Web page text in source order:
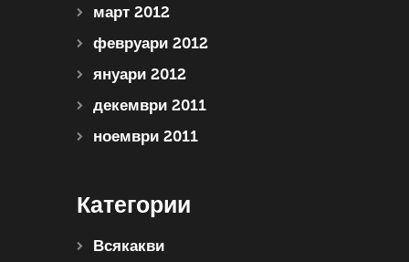
март 2012
февруари 2012
януари 2012
декември 2011
ноември 2011
Категории
Всякакви